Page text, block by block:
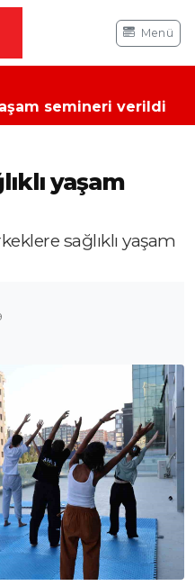
Menü
semineri verildi
yaşam
sağlıklı yaşam